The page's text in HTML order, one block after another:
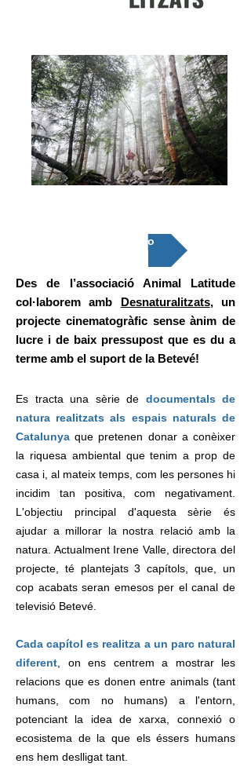
Castellano
Des de l’associació Animal Latitude
col·laborem amb Desnaturalitzats, un
projecte cinematogràfic sense ànim de
lucre i de baix pressupost que es du a
terme amb el suport de la Betevé!
Es tracta una sèrie de documentals de
natura realitzats als espais naturals de
Catalunyaque pretenen donar a conèixer
la riquesa ambiental que tenim a prop de
casa i, al mateix temps, com les persones hi
incidim tan positiva, com negativament.
L'objectiu principal d'aquesta sèrie és
ajudar a millorar la nostra relació amb la
natura. Actualment Irene Valle, directora del
projecte, té plantejats 3 capítols, que, un
cop acabats seran emesos per el canal de
televisió Betevé.
Cada capítol es realitza a un parc natural
diferent , on ens centrem a mostrar les
relacions que es donen entre animals (tant
humans, com no humans) a l'entorn,
potenciant la idea de xarxa, connexió o
ecosistema de la que els éssers humans
ens hem deslligat tant.